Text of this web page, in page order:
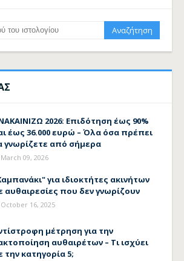
2026: Επιδότηση έως 90%
έως 36.000 ευρώ – Όλα όσα πρέπει
γνωρίζετε από σήμερα
March 09, 2026
για ιδιοκτήτες ακινήτων
αυθαιρεσίες που δεν γνωρίζουν
October 16, 2025
μέτρηση για την
αυθαιρέτων – Τι ισχύει
την κατηγορία 5;